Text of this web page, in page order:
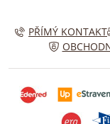
PŘÍMÝ KONTAKT